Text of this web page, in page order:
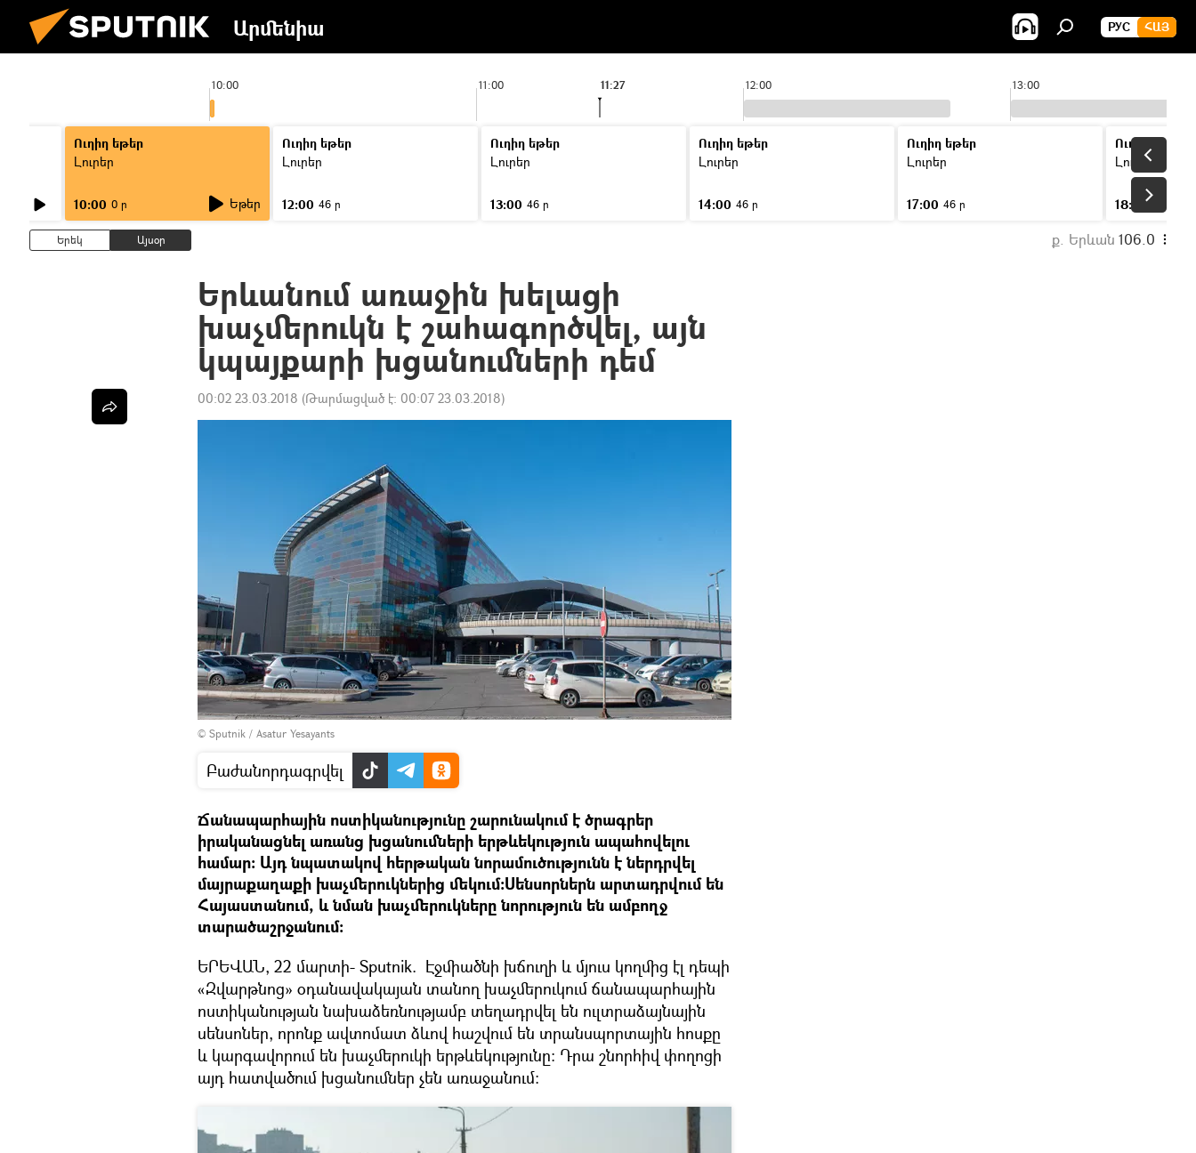
Արմենիա РУС ՀԱՅ
10:00 11:00 12:00 13:00
11:27
Ուղիղ եթեր
Լուրեր
10:00 0 ր Եթեր
Ուղիղ եթեր
Լուրեր
12:00 46 ր
Ուղիղ եթեր
Լուրեր
13:00 46 ր
Ուղիղ եթեր
Լուրեր
14:00 46 ր
Ուղիղ եթեր
Լուրեր
17:00 46 ր
Ուղիղ եթեր
Լուրեր
18:00
Երեկ Այսօր ք. Երևան 106.0
Երևանում առաջին խելացի
խաչմերուկն է շահագործվել, այն
կպայքարի խցանումների դեմ
00:02 23.03.2018 (Թարմացված է: 00:07 23.03.2018)
© Sputnik / Asatur Yesayants
Բաժանորդագրվել
Ճանապարհային ոստիկանությունը շարունակում է ծրագրեր
իրականացնել առանց խցանումների երթևեկություն ապահովելու
համար: Այդ նպատակով հերթական նորամուծությունն է ներդրվել
մայրաքաղաքի խաչմերուկներից մեկում:Սենսորներն արտադրվում են
Հայաստանում, և նման խաչմերուկները նորություն են ամբողջ
տարածաշրջանում:
ԵՐԵՎԱՆ, 22 մարտի- Sputnik. Էջմիածնի խճուղի և մյուս կողմից էլ դեպի
«Զվարթնոց» օդանավակայան տանող խաչմերուկում ճանապարհային
ոստիկանության նախաձեռնությամբ տեղադրվել են ուլտրաձայնային
սենսոներ, որոնք ավտոմատ ձևով հաշվում են տրանսպորտային հոսքը
և կարգավորում են խաչմերուկի երթևեկությունը: Դրա շնորհիվ փողոցի
այդ հատվածում խցանումներ չեն առաջանում: